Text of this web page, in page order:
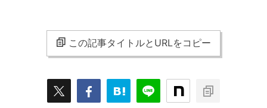
この記事タイトルとURLをコピー